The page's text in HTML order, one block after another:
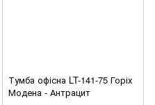
Тумба офісна LT-141-75 Горіх
Модена - Антрацит